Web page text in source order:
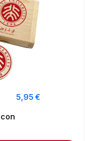
5,95€